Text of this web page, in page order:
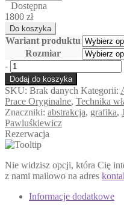
Dostępna
1800 zł
Wariant produktu
Rozmiar
ilość
Semiramida
Incognita
-
Dodaj do koszyka
SKU: Brak danych Kategorii:
Prace Oryginalne, Technika
Znaczniki: abstrakcja, grafika,
Pawluśkiewicz
Rezerwacja
Nie widzisz opcji, która Cię
z nami mailowo na adres
Informacje dodatkowe